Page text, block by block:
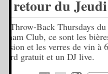
Le retour du Jeudi
Les Throw-Back Thursdays
Gotham Club, ce sont les
pression et les verres de vin à
billard gratuit et un DJ live.